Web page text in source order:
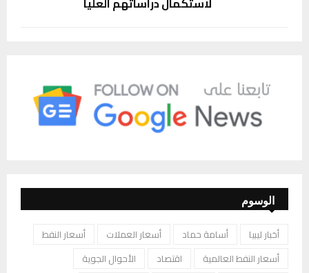
الوسوم
أخبار ليبيا أسامة حماد أسعار العملات
أسعار النفط
أسعار النفط العالمية
اقتصاد
الأحوال الجوية